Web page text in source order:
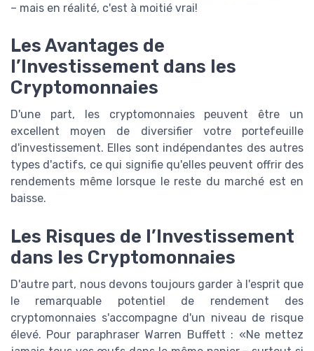
– mais en réalité, c'est à moitié vrai!
Les Avantages de
l’Investissement dans les
Cryptomonnaies
D'une part, les cryptomonnaies peuvent être un
excellent moyen de diversifier votre portefeuille
d'investissement. Elles sont indépendantes des autres
types d'actifs, ce qui signifie qu'elles peuvent offrir des
rendements même lorsque le reste du marché est en
baisse.
Les Risques de l’Investissement
dans les Cryptomonnaies
D'autre part, nous devons toujours garder à l'esprit que
le remarquable potentiel de rendement des
cryptomonnaies s'accompagne d'un niveau de risque
élevé. Pour paraphraser Warren Buffett : «Ne mettez